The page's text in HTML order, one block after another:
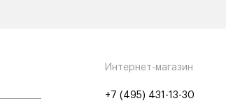
Интернет-магазин
+7 (495) 431-13-30